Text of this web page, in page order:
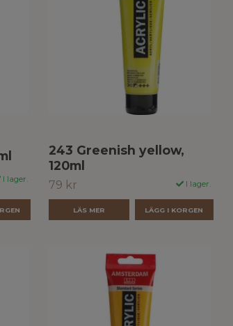
I lager.
243 Greenish yellow,
120ml
79 kr I lager.
LÄS MER